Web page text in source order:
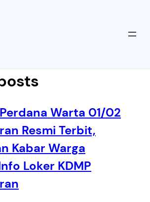
Warta 01/02
Resmi Terbit,
Kabar Warga
Loker KDMP